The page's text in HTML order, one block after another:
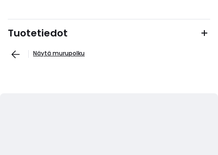
Tuotetiedot
Näytä murupolku